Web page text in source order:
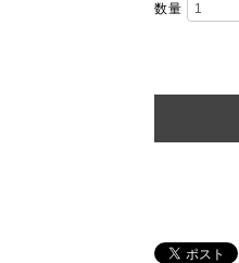
数量